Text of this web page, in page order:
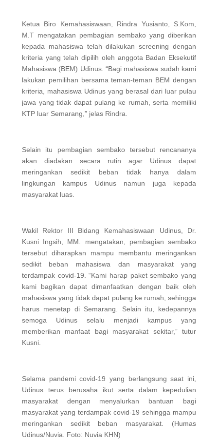
Ketua Biro Kemahasiswaan, Rindra Yusianto, S.Kom,
M.T mengatakan pembagian sembako yang diberikan
kepada mahasiswa telah dilakukan screening dengan
kriteria yang telah dipilih oleh anggota Badan Eksekutif
Mahasiswa (BEM) Udinus. “Bagi mahasiswa sudah kami
lakukan pemilihan bersama teman-teman BEM dengan
kriteria, mahasiswa Udinus yang berasal dari luar pulau
jawa yang tidak dapat pulang ke rumah, serta memiliki
KTP luar Semarang,” jelas Rindra.
Selain itu pembagian sembako tersebut rencananya
akan diadakan secara rutin agar Udinus dapat
meringankan sedikit beban tidak hanya dalam
lingkungan kampus Udinus namun juga kepada
masyarakat luas.
Wakil Rektor III Bidang Kemahasiswaan Udinus, Dr.
Kusni Ingsih, MM. mengatakan, pembagian sembako
tersebut diharapkan mampu membantu meringankan
sedikit beban mahasiswa dan masyarakat yang
terdampak covid-19. “Kami harap paket sembako yang
kami bagikan dapat dimanfaatkan dengan baik oleh
mahasiswa yang tidak dapat pulang ke rumah, sehingga
harus menetap di Semarang. Selain itu, kedepannya
semoga Udinus selalu menjadi kampus yang
memberikan manfaat bagi masyarakat sekitar,” tutur
Kusni.
Selama pandemi covid-19 yang berlangsung saat ini,
Udinus terus berusaha ikut serta dalam kepedulian
masyarakat dengan menyalurkan bantuan bagi
masyarakat yang terdampak covid-19 sehingga mampu
meringankan sedikit beban masyarakat. (Humas
Udinus/Nuvia. Foto: Nuvia KHN)